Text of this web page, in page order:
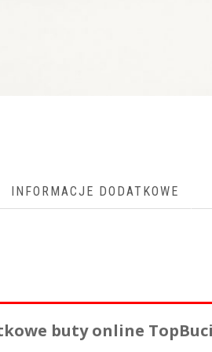
INFORMACJE DODATKOWE
buty online